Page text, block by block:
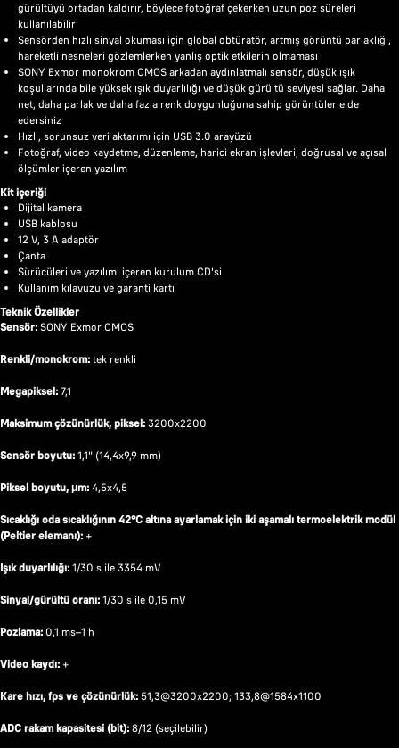
gürültüyü ortadan kaldırır, böylece fotoğraf çekerken uzun poz süreleri
kullanılabilir
Sensörden hızlı sinyal okuması için global obtüratör, artmış görüntü parlaklığı,
hareketli nesneleri gözlemlerken yanlış optik etkilerin olmaması
SONY Exmor monokrom CMOS arkadan aydınlatmalı sensör, düşük ışık
koşullarında bile yüksek ışık duyarlılığı ve düşük gürültü seviyesi sağlar. Daha
net, daha parlak ve daha fazla renk doygunluğuna sahip görüntüler elde
edersiniz
Hızlı, sorunsuz veri aktarımı için USB 3.0 arayüzü
Fotoğraf, video kaydetme, düzenleme, harici ekran işlevleri, doğrusal ve açısal
ölçümler içeren yazılım
Kit içeriği
Dijital kamera
USB kablosu
12 V, 3 A adaptör
Çanta
Sürücüleri ve yazılımı içeren kurulum CD'si
Kullanım kılavuzu ve garanti kartı
Teknik Özellikler
Sensör: SONY Exmor CMOS
Renkli/monokrom: tek renkli
Megapiksel: 7,1
Maksimum çözünürlük, piksel: 3200x2200
Sensör boyutu: 1,1" (14,4x9,9 mm)
Piksel boyutu, μm: 4,5x4,5
Sıcaklığı oda sıcaklığının 42°C altına ayarlamak için iki aşamalı termoelektrik modül
(Peltier elemanı): +
Işık duyarlılığı: 1/30 s ile 3354 mV
Sinyal/gürültü oranı: 1/30 s ile 0,15 mV
Pozlama: 0,1 ms–1 h
Video kaydı: +
Kare hızı, fps ve çözünürlük: 51,3@3200x2200; 133,8@1584x1100
ADC rakam kapasitesi (bit): 8/12 (seçilebilir)